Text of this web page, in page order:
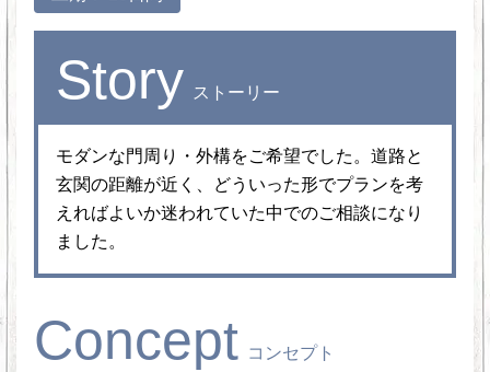
Story ストーリー
モダンな門周り・外構をご希望でした。道路と
玄関の距離が近く、どういった形でプランを考
えればよいか迷われていた中でのご相談になり
ました。
Concept コンセプト